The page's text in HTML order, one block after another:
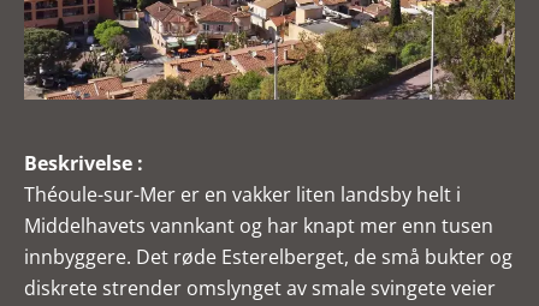
Beskrivelse :
Théoule-sur-Mer er en vakker liten landsby helt i
Middelhavets vannkant og har knapt mer enn tusen
innbyggere. Det røde Esterelberget, de små bukter og
diskrete strender omslynget av smale svingete veier